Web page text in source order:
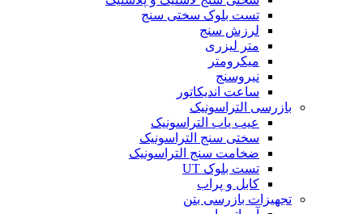
تست بلوک سختی سنج
لرزش سنج
متر لیزری
میکرومتر
نیروسنج
ساعت اندیکاتور
بازرسی التراسونیک
عیب یاب التراسونیک
سختی سنج التراسونیک
ضخامت سنج التراسونیک
تست بلوک UT
کابل و پراب
تجهیزات بازرسی بتن